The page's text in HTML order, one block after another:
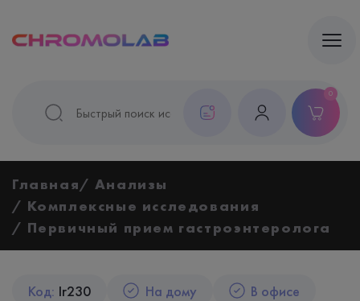
0
Главная
Анализы
Комплексные исследования
Первичный прием гастроэнтеролога
Код: Ir230 На дому В офисе